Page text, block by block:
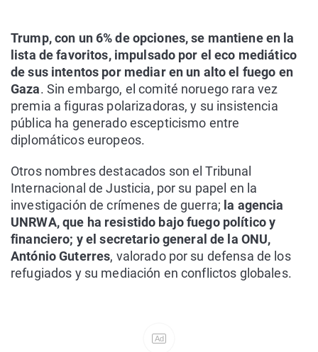
Trump, con un 6% de opciones, se mantiene en la
lista de favoritos, impulsado por el eco mediático
de sus intentos por mediar en un alto el fuego en
Gaza. Sin embargo, el comité noruego rara vez
premia a figuras polarizadoras, y su insistencia
pública ha generado escepticismo entre
diplomáticos europeos.
Otros nombres destacados son el Tribunal
Internacional de Justicia, por su papel en la
investigación de crímenes de guerra; la agencia
UNRWA, que ha resistido bajo fuego político y
financiero; y el secretario general de la ONU,
António Guterres, valorado por su defensa de los
refugiados y su mediación en conflictos globales.
Ad